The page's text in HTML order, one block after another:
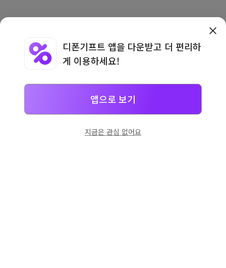
디폰기프트 앱을 다운받고 더 편리하
게 이용하세요!
앱으로 보기
지금은 관심 없어요